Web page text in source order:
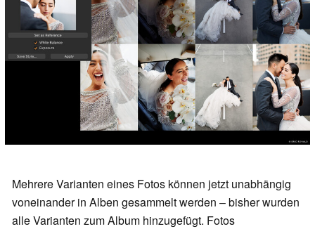
Mehrere Varianten eines Fotos können jetzt unabhängig
voneinander in Alben gesammelt werden – bisher wurden
alle Varianten zum Album hinzugefügt. Fotos